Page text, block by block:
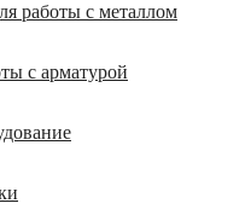
работы с металлом
с арматурой